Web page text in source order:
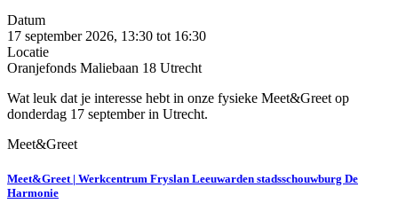
Datum
17 september 2026, 13:30 tot 16:30
Locatie
Oranjefonds Maliebaan 18 Utrecht
Wat leuk dat je interesse hebt in onze fysieke Meet&Greet op
donderdag 17 september in Utrecht.
Meet&Greet
Meet&Greet | Werkcentrum Fryslan Leeuwarden stadsschouwburg De
Harmonie